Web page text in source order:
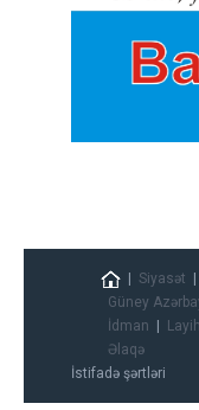
Siyasət
Güney
İdman
Əlaqə
İstifadə şərtləri